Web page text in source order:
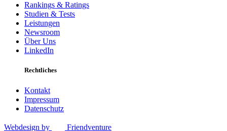
Rankings & Ratings
Studien & Tests
Leistungen
Newsroom
Über Uns
LinkedIn
Rechtliches
Kontakt
Impressum
Datenschutz
Webdesign by Friendventure